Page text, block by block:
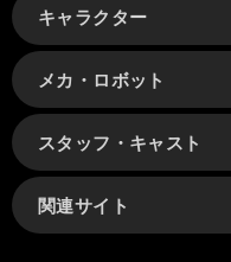
キャラクター
メカ・ロボット
スタッフ・キャスト
関連サイト